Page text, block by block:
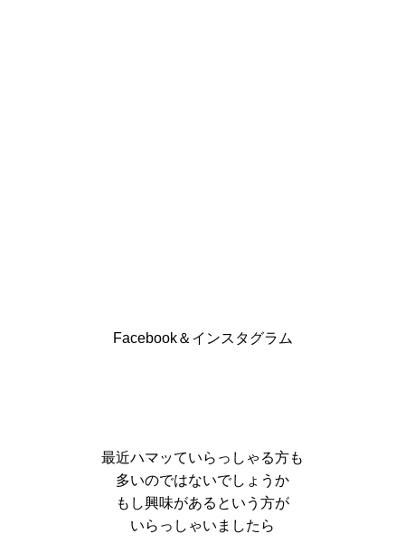
Facebook＆インスタグラム
最近ハマッていらっしゃる方も
多いのではないでしょうか
もし興味があるという方が
いらっしゃいましたら